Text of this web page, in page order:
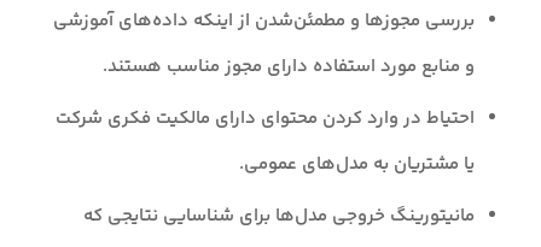
بررسی مجوزها و مطمئن‌شدن از اینکه داده‌های آموزشی
و منابع مورد استفاده دارای مجوز مناسب هستند.
احتیاط در وارد کردن محتوای دارای مالکیت فکری شرکت
یا مشتریان به مدل‌های عمومی.
مانیتورینگ خروجی مدل‌ها برای شناسایی نتایجی که